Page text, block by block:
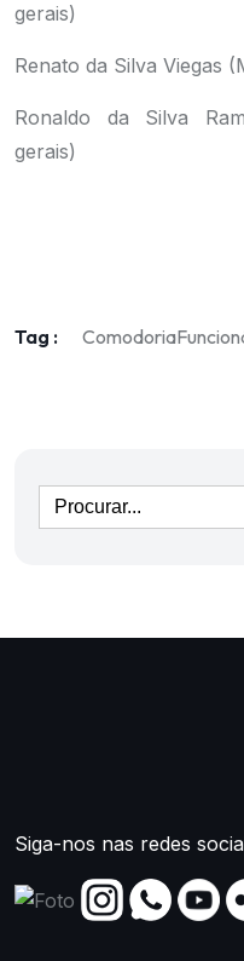
gerais)
Renato da Silva Viegas
Ronaldo da Silva
gerais)
Tag : Comodoria
Siga-nos nas redes